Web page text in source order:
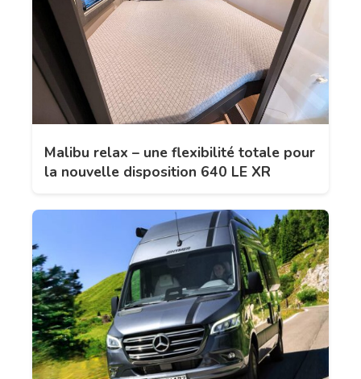
Malibu relax – une flexibilité totale pour
la nouvelle disposition 640 LE XR